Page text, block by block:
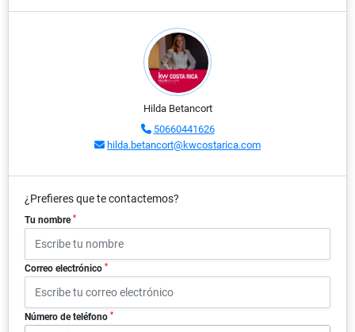
Hilda Betancort
50660441626
hilda.betancort@kwcostarica.com
¿Prefieres que te contactemos?
Tu nombre *
Correo electrónico *
Número de teléfono *